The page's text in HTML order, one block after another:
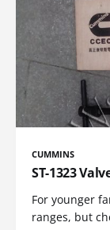
CUMMINS
ST-1323
For younger
ranges, but